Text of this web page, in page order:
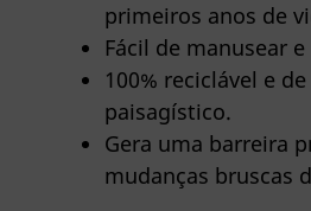
primeiros anos de
Fácil de manusear
100% reciclável e
paisagístico.
Gera uma barreira
mudanças bruscas